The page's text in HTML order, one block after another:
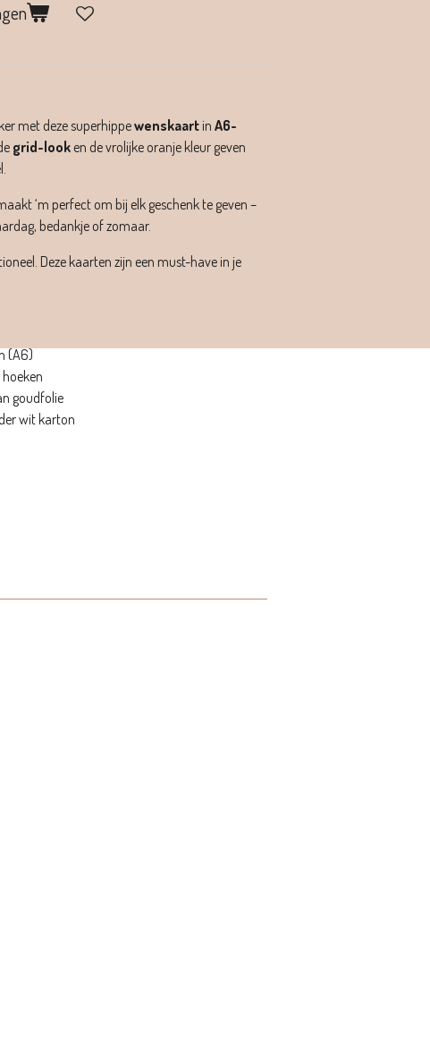
met deze superhippewenskaart in A6-
grid-look en de vrolijke oranje kleur geven
‘m perfect om bij elk geschenk te geven –
bedankje of zomaar.
Deze kaarten zijn een must-have in je
(A6)
goudfolie
wit karton